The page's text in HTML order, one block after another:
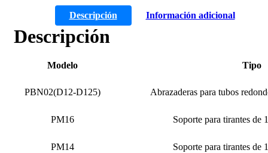
Descripción Información adicional
Descripción
Modelo Tipo
PBN02(D12-D125) Abrazaderas para tubos
PM16 Soporte para tirantes
PM14 Soporte para tirantes